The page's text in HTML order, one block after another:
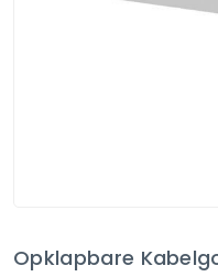
Opklapbare